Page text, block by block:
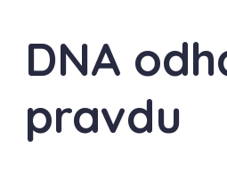
DNA
pravdu